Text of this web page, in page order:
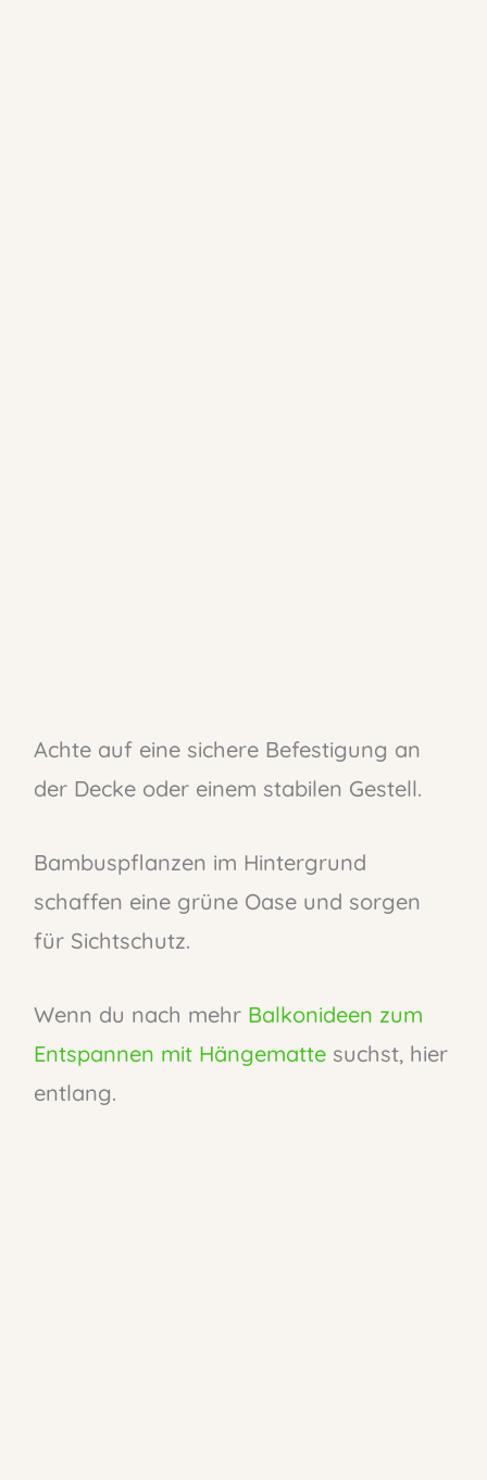
Achte auf eine sichere Befestigung an
der Decke oder einem stabilen Gestell.
Bambuspflanzen im Hintergrund
schaffen eine grüne Oase und sorgen
für Sichtschutz.
Wenn du nach mehr Balkonideen zum
Entspannen mit Hängemattesuchst, hier
entlang.